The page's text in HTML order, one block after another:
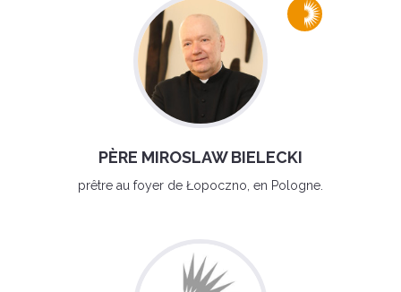
PÈRE MIROSLAW BIELECKI
prêtre au foyer de Łopoczno, en Pologne.